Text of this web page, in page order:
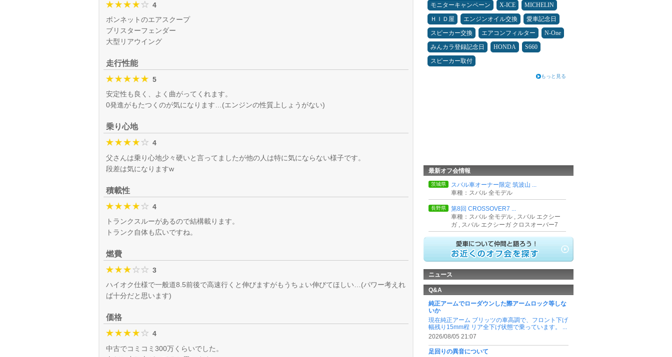
4
ボンネットのエアスクープ
ブリスターフェンダー
大型リアウイング
走行性能
5
安定性も良く、よく曲がってくれます。
0発進がもたつくのが気になります…(エンジンの性質上しょうがない)
乗り心地
4
父さんは乗り心地少々硬いと言ってましたが他の人は特に気にならない様子です。
段差は気になりますw
積載性
4
トランクスルーがあるので結構載ります。
トランク自体も広いですね。
燃費
3
ハイオク仕様で一般道8.5前後で高速行くと伸びますがもうちょい伸びてほしい…(パワー考えれ
ば十分だと思います)
価格
4
中古でコミコミ300万くらいでした。
モニターキャンペーン X-ICE
MICHELIN
ＨＩＤ屋
エンジンオイル交換
愛車記念日
スピーカー交換
エアコンフィルター
N-One
みんカラ登録記念日
HONDA
S660
スピーカー取付
もっと見る
最新オフ会情報
茨城県
スバル車オーナー限定 筑波山 ...
車種：スバル 全モデル
長野県
第8回 CROSSOVER7 ...
車種：スバル 全モデル , スバル エクシー
ガ , スバル エクシーガ クロスオーバー7
ニュース
Q&A
純正アームでローダウンした際アームロック等しな
いか
現在純正アーム ブリッツの車高調で、フロント下げ
幅残り15mm程 リア全下げ状態で乗っています。 ...
2026/08/05 21:07
足回りの異音について